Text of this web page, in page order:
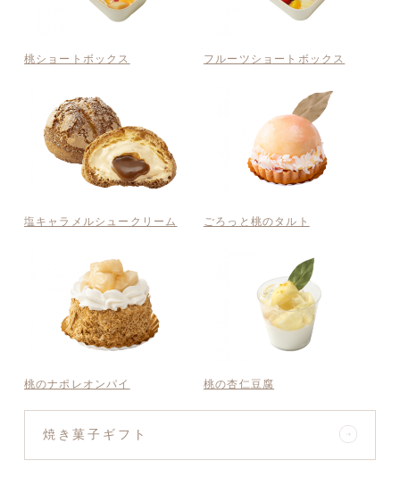
桃ショートボックス フルーツショートボックス
塩キャラメルシュークリーム ごろっと桃のタルト
桃のナポレオンパイ 桃の杏仁豆腐
焼き菓子ギフト